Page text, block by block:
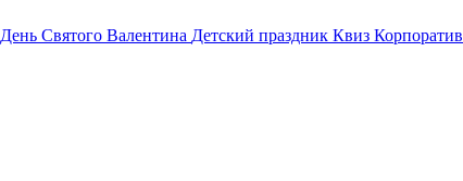
День Святого Валентина Детский праздник Квиз Корпоратив